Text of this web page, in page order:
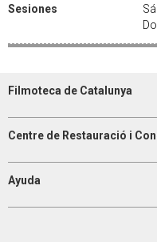
Sesiones
Filmoteca de Catalunya
Centre de Restauració i
Ayuda